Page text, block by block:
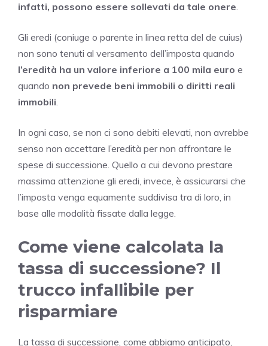
infatti, possono essere sollevati da tale onere.
Gli eredi (coniuge o parente in linea retta del de cuius)
non sono tenuti al versamento dell’imposta quando
l’eredità ha un valore inferiore a 100 mila euro e
quando non prevede beni immobili o diritti reali
immobili.
In ogni caso, se non ci sono debiti elevati, non avrebbe
senso non accettare l’eredità per non affrontare le
spese di successione. Quello a cui devono prestare
massima attenzione gli eredi, invece, è assicurarsi che
l’imposta venga equamente suddivisa tra di loro, in
base alle modalità fissate dalla legge.
Come viene calcolata la
tassa di successione? Il
trucco infallibile per
risparmiare
La tassa di successione, come abbiamo anticipato,